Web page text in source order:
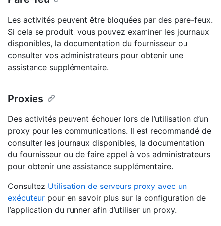
Les activités peuvent être bloquées par des pare-feux.
Si cela se produit, vous pouvez examiner les journaux
disponibles, la documentation du fournisseur ou
consulter vos administrateurs pour obtenir une
assistance supplémentaire.
Proxies
Des activités peuvent échouer lors de l’utilisation d’un
proxy pour les communications. Il est recommandé de
consulter les journaux disponibles, la documentation
du fournisseur ou de faire appel à vos administrateurs
pour obtenir une assistance supplémentaire.
Consultez Utilisation de serveurs proxy avec un
exécuteur pour en savoir plus sur la configuration de
l’application du runner afin d’utiliser un proxy.